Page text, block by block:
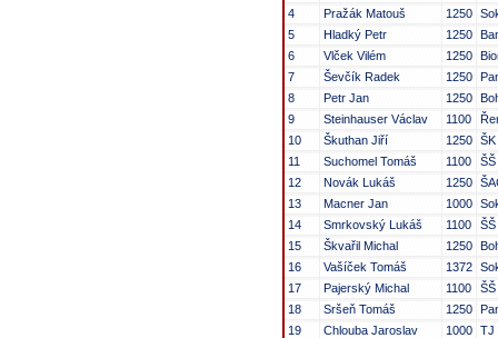
4
Pražák Matouš 1250
5
Hladký Petr 1250
6
Vlček Vilém 1250
7
Ševčík Radek 1250
8
Petr Jan 1250
9
Steinhauser Václav 1100
10
Škuthan Jiří 1250
11
Suchomel Tomáš 1100
12
Novák Lukáš 1250
13
Macner Jan 1000
14
Smrkovský Lukáš 1100
15
Škvařil Michal 1250
16
Vašíček Tomáš 1372
17
Pajerský Michal 1100
18
Sršeň Tomáš 1250
19
Chlouba Jaroslav 1000 TJ